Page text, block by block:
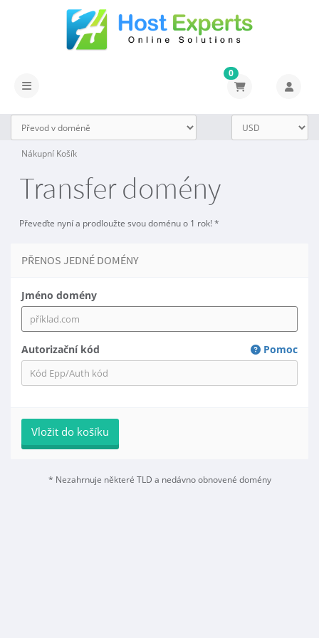
Přepnout navigaci
0
Nákupní Košík
Transfer domény
Převeďte nyní a prodloužte svou doménu o 1 rok! *
PŘENOS JEDNÉ DOMÉNY
Jméno domény
Autorizační kód Pomoc
Vložit do košíku
* Nezahrnuje některé TLD a nedávno obnovené domény